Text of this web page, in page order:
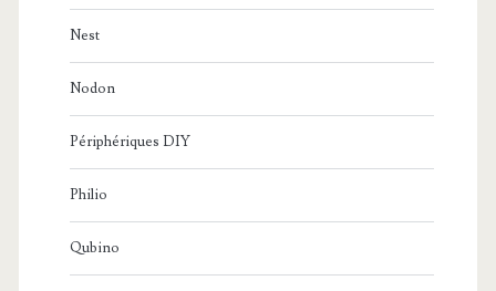
Nest
Nodon
Périphériques DIY
Philio
Qubino